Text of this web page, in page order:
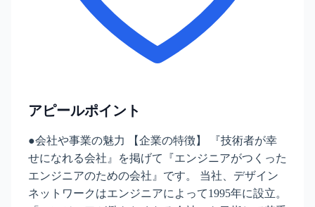
アピールポイント
●会社や事業の魅力 【企業の特徴】 『技術者が幸
せになれる会社』を掲げて『エンジニアがつくった
エンジニアのための会社』です。 当社、デザイン
ネットワークはエンジニアによって1995年に設立。